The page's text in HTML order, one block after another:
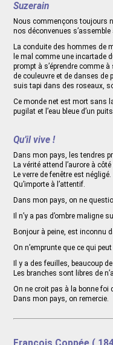
Suzerain
Nous commençons toujours
nos déconvenues
La conduite des hommes de
le mal comme une incartade
prompt à s’éprendre comme
de couleuvre et de danses de
suis tapi dans des roseaux,
Ce monde net est mort sans
pugilat et l’eau bleue d’un
Qu’il vive !
Dans mon pays, les tendres
La vérité attend l’aurore à côté
Le verre de fenêtre est négligé.
Qu’importe à l’attentif.
Dans mon pays, on ne
Il n’y a pas d’ombre maligne
Bonjour à peine, est inconnu
On n’emprunte que ce qui
Il y a des feuilles, beaucoup
Les branches sont libres de
On ne croit pas à la bonne foi
Dans mon pays, on remercie.